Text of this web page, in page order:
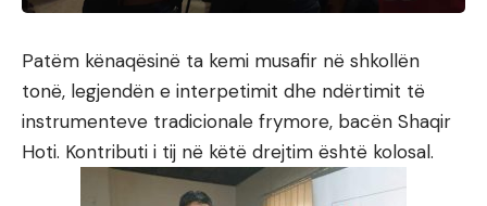
Patëm kënaqësinë ta kemi musafir në shkollën
tonë, legjendën e interpetimit dhe ndërtimit të
instrumenteve tradicionale frymore, bacën Shaqir
Hoti. Kontributi i tij në këtë drejtim është kolosal.